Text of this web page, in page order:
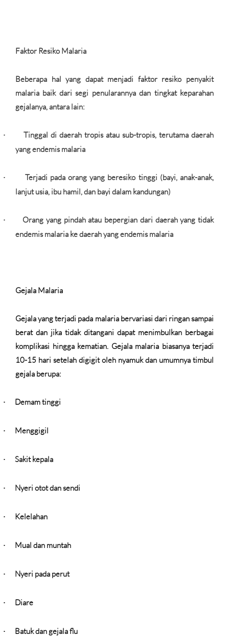
Faktor Resiko Malaria
Beberapa hal yang dapat menjadi faktor resiko penyakit
malaria baik dari segi penularannya dan tingkat keparahan
gejalanya, antara lain:
·
Tinggal di daerah tropis atau sub-tropis, terutama daerah
yang endemis malaria
·
Terjadi pada orang yang beresiko tinggi (bayi, anak-anak,
lanjut usia, ibu hamil, dan bayi dalam kandungan)
·
Orang yang pindah atau bepergian dari daerah yang tidak
endemis malaria ke daerah yang endemis malaria
Gejala Malaria
Gejala yang terjadi pada malaria bervariasi dari ringan sampai
berat dan jika tidak ditangani dapat menimbulkan berbagai
komplikasi hingga kematian. Gejala malaria biasanya terjadi
10-15 hari setelah digigit oleh nyamuk dan umumnya timbul
gejala berupa:
· Demam tinggi
· Menggigil
· Sakit kepala
· Nyeri otot dan sendi
· Kelelahan
· Mual dan muntah
· Nyeri pada perut
· Diare
· Batuk dan gejala flu